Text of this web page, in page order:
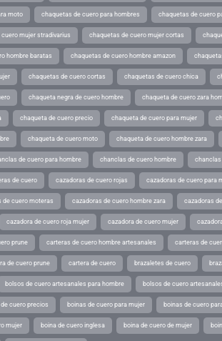
moto chaquetas de cuero para hombres chaquetas de cuero
mujer stradivarius chaquetas de cuero mujer cortas
hombre baratas chaquetas de cuero hombre amazon
chaquetas de cuero cortas chaquetas de cuero chica
chaqueta negra de cuero hombre chaqueta de cuero zara
chaqueta de cuero precio chaqueta de cuero para mujer
chaqueta de cuero moto chaqueta de cuero hombre zara
de cuero para hombre chanclas de cuero hombre chanclas
de cuero cazadoras de cuero rojas cazadoras de cuero para
de cuero moteras cazadoras de cuero hombre zara cazadoras
cazadora de cuero roja mujer cazadora de cuero mujer
prune carteras de cuero hombre artesanales carteras de
de cuero prune cartera de cuero brazaletes de cuero
bolsos de cuero artesanales para hombre bolsos de cuero
cuero precios boinas de cuero para mujer boinas de cuero
mujer boina de cuero inglesa boina de cuero de mujer